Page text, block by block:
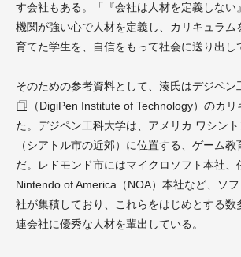
す会社もある。「『会社は人材を定義しない
機関が強い心で人材を定義し、カリキュラム
育てた学生を、自信をもって社会に送り出し
そのための参考資料として、湊氏はデジペン
（DigiPen Institute of Technology）のカ
た。デジペン工科大学は、アメリカ ワシン
（シアトル市の近郊）に位置する、ゲーム
だ。レドモンド市にはマイクロソフト本社、
Nintendo of America（NOA）本社など、ソ
社が集積しており、これらをはじめとする数
連会社に優秀な人材を輩出している。